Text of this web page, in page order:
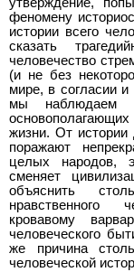
утверждение,
феномену
истории всего
сказать
человечество
(и не без
мире, в согласии
мы наблюдаем
жизни. От истории
поражают
целых народов,
сменяет
объяснить
нравственного
кровавому
человеческого
же причина
человеческой